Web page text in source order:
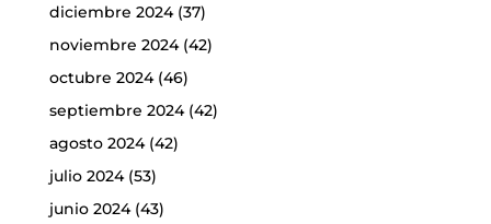
diciembre 2024(37)
noviembre 2024(42)
octubre 2024(46)
septiembre 2024(42)
agosto 2024(42)
julio 2024(53)
junio 2024(43)